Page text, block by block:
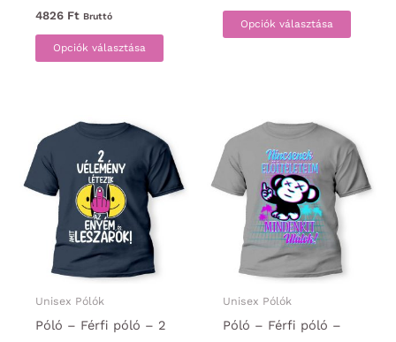
4826 Ft Bruttó
Opciók választása
Ennek
a
variációja
van.
A
termékoldalon
választhatók
Opciók választása
Ennek
a
van.
A
Unisex Pólók
Póló – Férfi póló – 2
Unisex Pólók
Póló – Férfi póló –